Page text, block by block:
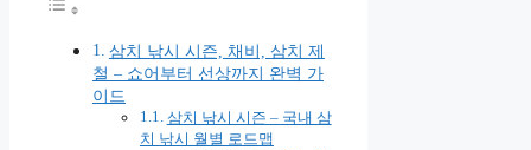
삼치 낚시 시즌, 채비, 삼치 제
철 – 쇼어부터 선상까지 완벽 가
이드
삼치 낚시 시즌 – 국내 삼
치 낚시 월별 로드맵